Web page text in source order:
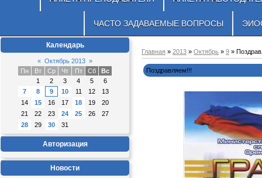
ЧАСТО ЗАДАВАЕМЫЕ ВОПРОСЫ
Календарь
« Октябрь 2013 »
Пн
Вт Ср Чт Пт Сб
Вс
1
2 3 4 5
6
7
8 9 10 11 12
13
14
15 16 17 18 19
20
21
22 23 24 25 26
27
28
29 30 31
Авторизация
Новости
Главная » 2013 » Октябрь » 9 »
Поздравляем!!!